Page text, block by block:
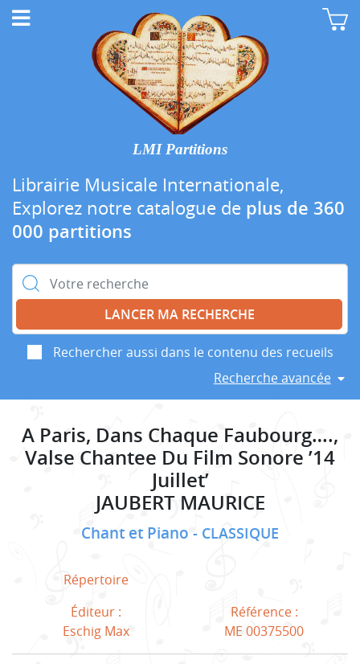
LMI Partitions
Librairie Musicale Internationale,
Explorez notre catalogue de plus de 360
000 partitions
Rechercher :
Rechercher aussi dans le contenu des recueils
Recherche avancée
A Paris, Dans Chaque Faubourg….,
Valse Chantee Du Film Sonore ’14
Juillet’
JAUBERT MAURICE
Chant et Piano CLASSIQUE
Répertoire
Éditeur :
Eschig Max
Référence :
ME 00375500